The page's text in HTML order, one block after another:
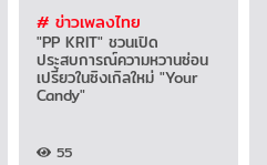
# ข่าวเพลงไทย
"PP KRIT" ชวนเปิด
ประสบการณ์ความหวานซ่อน
เปรี้ยวในซิงเกิลใหม่ "Your
Candy"
55